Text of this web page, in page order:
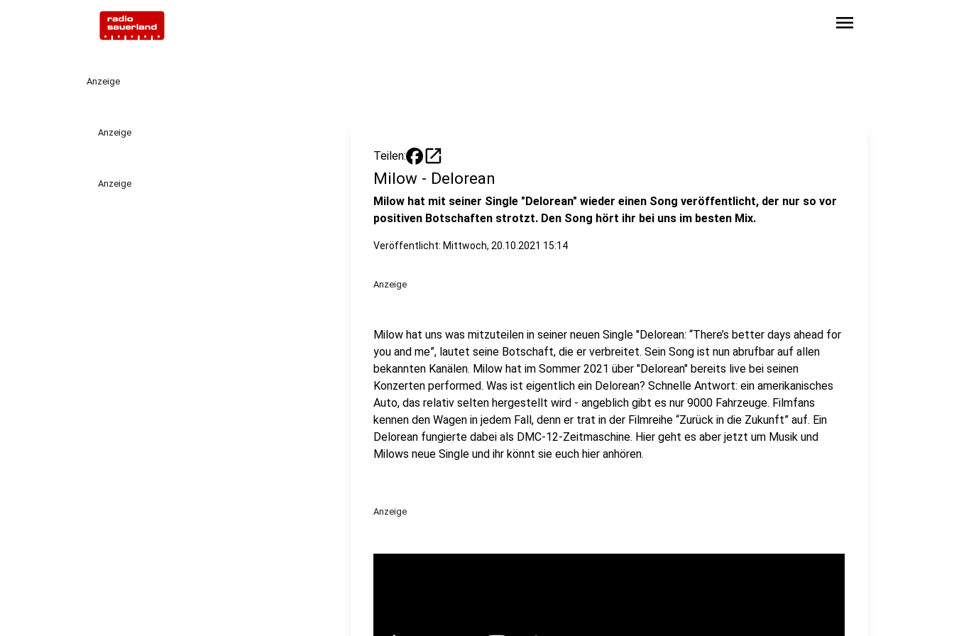
menu
Anzeige
Anzeige
Anzeige
Teilen: open_in_new
Milow - Delorean
Milow hat mit seiner Single "Delorean" wieder einen Song veröffentlicht, der nur so vor
positiven Botschaften strotzt. Den Song hört ihr bei uns im besten Mix.
Veröffentlicht: Mittwoch, 20.10.2021 15:14
Anzeige
Milow hat uns was mitzuteilen in seiner neuen Single "Delorean: “There’s better days ahead for
you and me”, lautet seine Botschaft, die er verbreitet. Sein Song ist nun abrufbar auf allen
bekannten Kanälen. Milow hat im Sommer 2021 über "Delorean" bereits live bei seinen
Konzerten performed. Was ist eigentlich ein Delorean? Schnelle Antwort: ein amerikanisches
Auto, das relativ selten hergestellt wird - angeblich gibt es nur 9000 Fahrzeuge. Filmfans
kennen den Wagen in jedem Fall, denn er trat in der Filmreihe “Zurück in die Zukunft” auf. Ein
Delorean fungierte dabei als DMC-12-Zeitmaschine. Hier geht es aber jetzt um Musik und
Milows neue Single und ihr könnt sie euch hier anhören.
Anzeige